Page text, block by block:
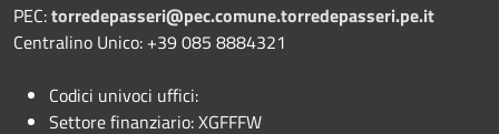
PEC:torredepasseri@pec.comune.torredepasseri.pe.it
Centralino Unico: +39 085 8884321
Codici univoci uffici:
Settore finanziario: XGFFFW